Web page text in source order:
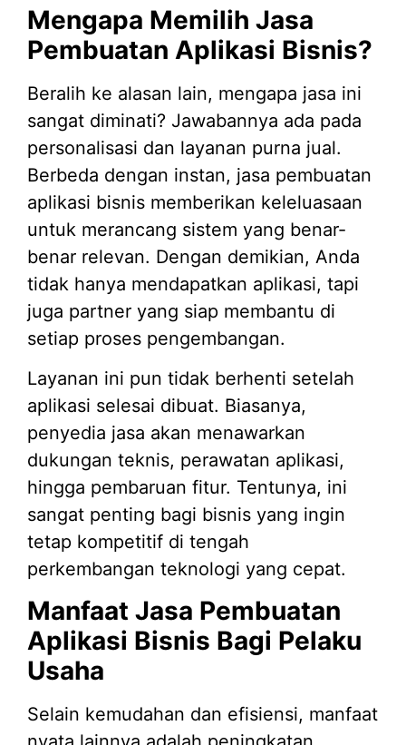
Mengapa Memilih Jasa
Pembuatan Aplikasi Bisnis?
Beralih ke alasan lain, mengapa jasa ini
sangat diminati? Jawabannya ada pada
personalisasi dan layanan purna jual.
Berbeda dengan instan, jasa pembuatan
aplikasi bisnis memberikan keleluasaan
untuk merancang sistem yang benar-
benar relevan. Dengan demikian, Anda
tidak hanya mendapatkan aplikasi, tapi
juga partner yang siap membantu di
setiap proses pengembangan.
Layanan ini pun tidak berhenti setelah
aplikasi selesai dibuat. Biasanya,
penyedia jasa akan menawarkan
dukungan teknis, perawatan aplikasi,
hingga pembaruan fitur. Tentunya, ini
sangat penting bagi bisnis yang ingin
tetap kompetitif di tengah
perkembangan teknologi yang cepat.
Manfaat Jasa Pembuatan
Aplikasi Bisnis Bagi Pelaku
Usaha
Selain kemudahan dan efisiensi, manfaat